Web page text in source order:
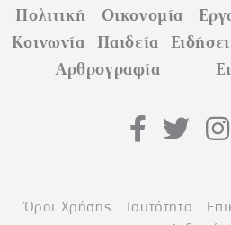
Πολιτική Οικονομία
Κοινωνία
Παιδεία
Αρθρογραφία
Όροι Χρήσης Ταυτότητα